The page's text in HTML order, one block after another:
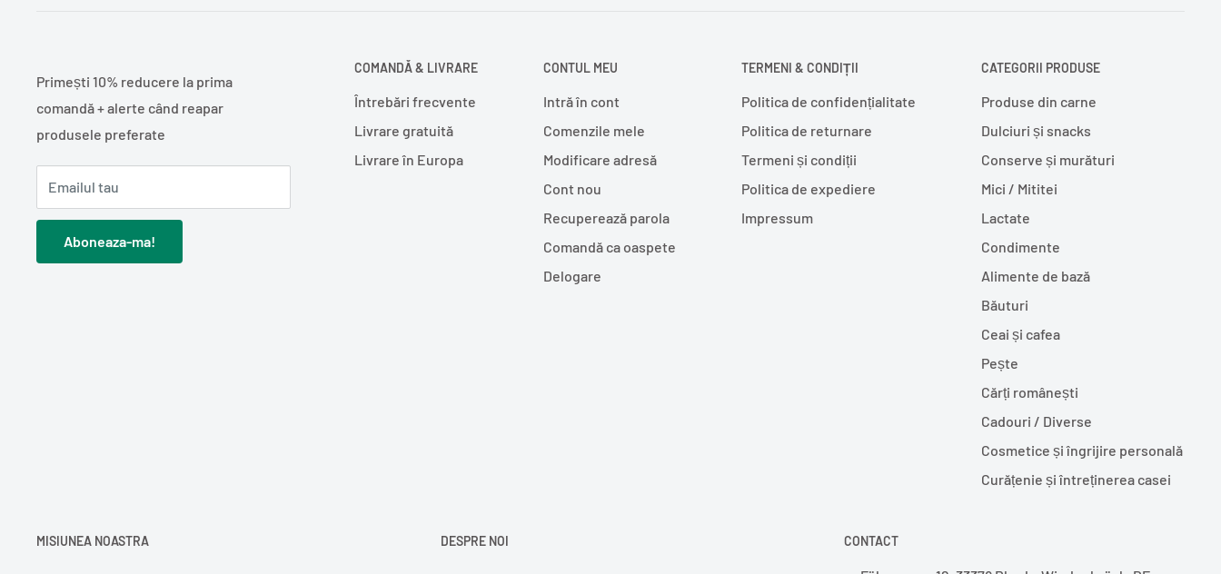
Primești 10% reducere la prima
comandă + alerte când reapar
produsele preferate
Emailul tau
Aboneaza-ma!
COMANDĂ & LIVRARE
Întrebări frecvente
Livrare gratuită
Livrare în Europa
CONTUL MEU
Intră în cont
Comenzile mele
Modificare adresă
Cont nou
Recuperează parola
Comandă ca oaspete
Delogare
TERMENI & CONDIȚII
Politica de confidențialitate
Politica de returnare
Termeni și condiții
Politica de expediere
Impressum
CATEGORII PRODUSE
Produse din carne
Dulciuri și snacks
Conserve și murături
Mici / Mititei
Lactate
Condimente
Alimente de bază
Băuturi
Ceai și cafea
Pește
Cărți românești
Cadouri / Diverse
Cosmetice și îngrijire personală
Curățenie și întreținerea casei
MISIUNEA NOASTRA DESPRE NOI CONTACT